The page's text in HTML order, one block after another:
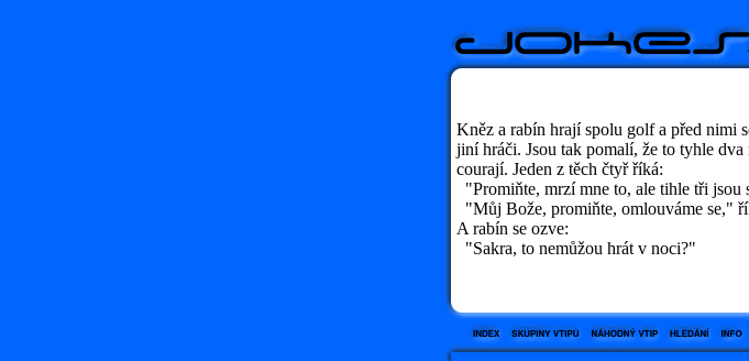
Kněz a rabín hrají spolu golf a před nimi
jiní hráči. Jsou tak pomalí, že to tyhle dva
courají. Jeden z těch čtyř říká:
"Promiňte, mrzí mne to, ale tihle tři jsou
"Můj Bože, promiňte, omlouváme se,"
A rabín se ozve:
"Sakra, to nemůžou hrát v noci?"